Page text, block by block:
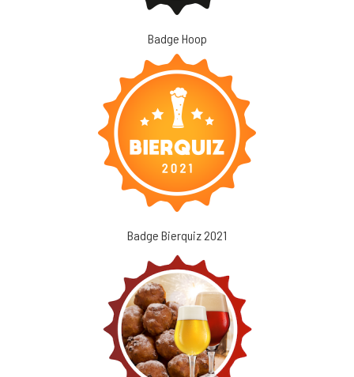
Badge Hoop
Badge Bierquiz 2021